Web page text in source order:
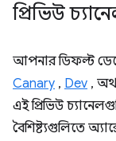
প্রিভিউ
আপনার ডিফল্ট
Canary , Dev ,
এই প্রিভিউ
বৈশিষ্ট্যগুলিতে